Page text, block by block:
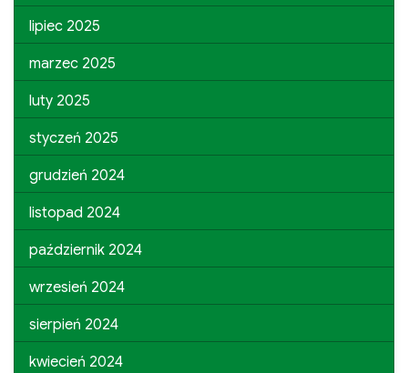
lipiec 2025
marzec 2025
luty 2025
styczeń 2025
grudzień 2024
listopad 2024
październik 2024
wrzesień 2024
sierpień 2024
kwiecień 2024